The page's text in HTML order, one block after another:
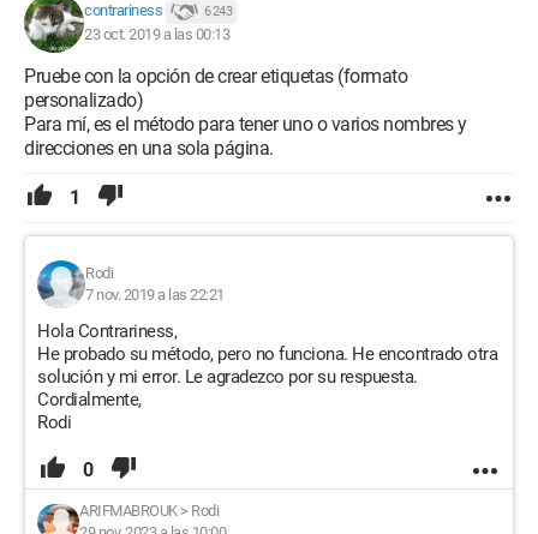
contrariness 6 243
23 oct. 2019 a las 00:13
Pruebe con la opción de crear etiquetas (formato
personalizado)
Para mí, es el método para tener uno o varios nombres y
direcciones en una sola página.
1
Rodi
7 nov. 2019 a las 22:21
Hola Contrariness,
He probado su método, pero no funciona. He encontrado otra
solución y mi error. Le agradezco por su respuesta.
Cordialmente,
Rodi
0
ARIFMABROUK> Rodi